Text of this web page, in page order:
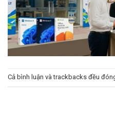
Cả bình luận và trackbacks đều